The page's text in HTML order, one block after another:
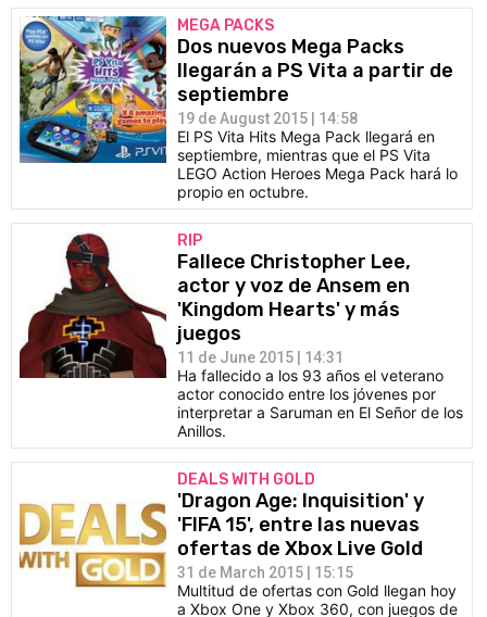
MEGA PACKS
Dos nuevos Mega Packs
llegarán a PS Vita a partir de
septiembre
19 de August 2015 | 14:58
El PS Vita Hits Mega Pack llegará en
septiembre, mientras que el PS Vita
LEGO Action Heroes Mega Pack hará lo
propio en octubre.
RIP
Fallece Christopher Lee,
actor y voz de Ansem en
'Kingdom Hearts' y más
juegos
11 de June 2015 | 14:31
Ha fallecido a los 93 años el veterano
actor conocido entre los jóvenes por
interpretar a Saruman en El Señor de los
Anillos.
DEALS WITH GOLD
'Dragon Age: Inquisition' y
'FIFA 15', entre las nuevas
ofertas de Xbox Live Gold
31 de March 2015 | 15:15
Multitud de ofertas con Gold llegan hoy
a Xbox One y Xbox 360, con juegos de